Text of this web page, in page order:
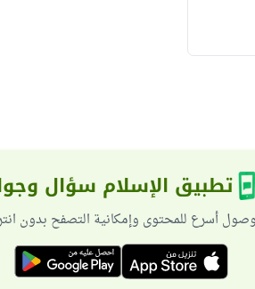
تطبيق الإسلام سؤال
أسرع للمحتوى وإمكانية التصفح بدون